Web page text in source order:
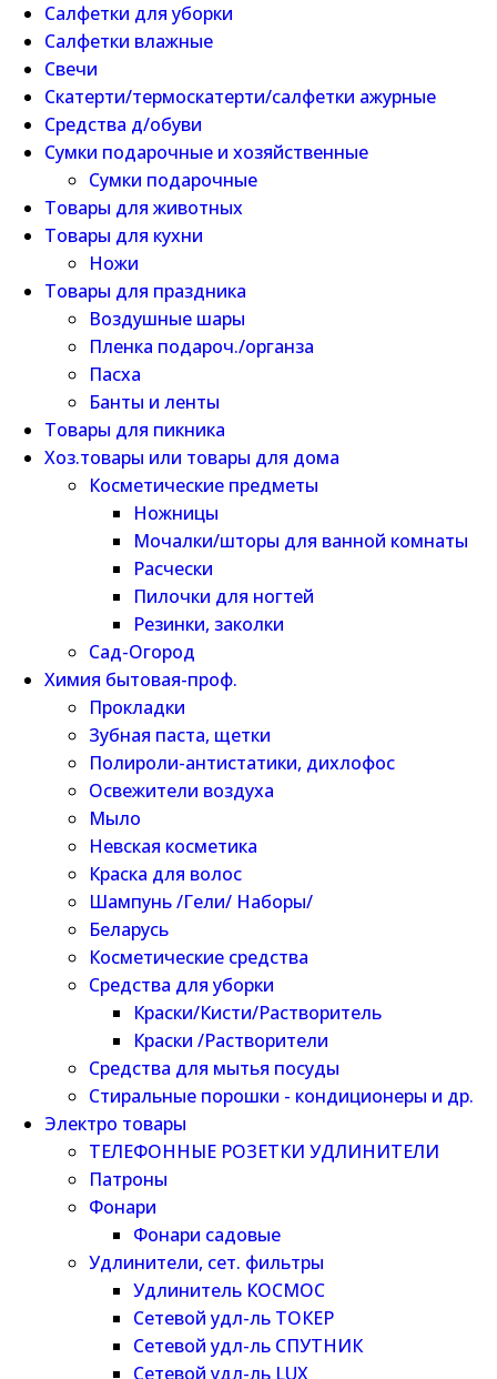
Салфетки для уборки
Салфетки влажные
Свечи
Скатерти/термоскатерти/салфетки ажурные
Средства д/обуви
Сумки подарочные и хозяйственные
Сумки подарочные
Товары для животных
Товары для кухни
Ножи
Товары для праздника
Воздушные шары
Пленка подароч./органза
Пасха
Банты и ленты
Товары для пикника
Хоз.товары или товары для дома
Косметические предметы
Ножницы
Мочалки/шторы для ванной комнаты
Расчески
Пилочки для ногтей
Резинки, заколки
Сад-Огород
Химия бытовая-проф.
Прокладки
Зубная паста, щетки
Полироли-антистатики, дихлофос
Освежители воздуха
Мыло
Невская косметика
Краска для волос
Шампунь /Гели/ Наборы/
Беларусь
Косметические средства
Средства для уборки
Краски/Кисти/Растворитель
Краски /Растворители
Средства для мытья посуды
Стиральные порошки - кондиционеры и др.
Электро товары
ТЕЛЕФОННЫЕ РОЗЕТКИ УДЛИНИТЕЛИ
Патроны
Фонари
Фонари садовые
Удлинители, сет. фильтры
Удлинитель КОСМОС
Сетевой удл-ль ТОКЕР
Сетевой удл-ль СПУТНИК
Сетевой удл-ль LUX